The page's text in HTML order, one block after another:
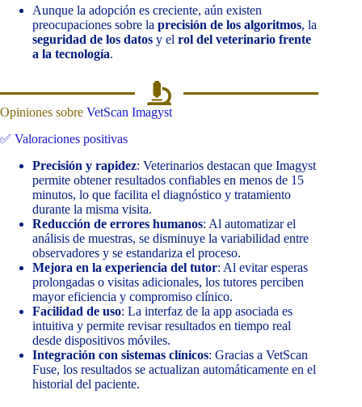
Aunque la adopción es creciente, aún existen
preocupaciones sobre la precisión de los algoritmos, la
seguridad de los datos y el rol del veterinario frente
a la tecnología.
Opiniones sobre VetScan Imagyst
✅ Valoraciones positivas
Precisión y rapidez: Veterinarios destacan que Imagyst
permite obtener resultados confiables en menos de 15
minutos, lo que facilita el diagnóstico y tratamiento
durante la misma visita.
Reducción de errores humanos: Al automatizar el
análisis de muestras, se disminuye la variabilidad entre
observadores y se estandariza el proceso.
Mejora en la experiencia del tutor: Al evitar esperas
prolongadas o visitas adicionales, los tutores perciben
mayor eficiencia y compromiso clínico.
Facilidad de uso: La interfaz de la app asociada es
intuitiva y permite revisar resultados en tiempo real
desde dispositivos móviles.
Integración con sistemas clínicos: Gracias a VetScan
Fuse, los resultados se actualizan automáticamente en el
historial del paciente.